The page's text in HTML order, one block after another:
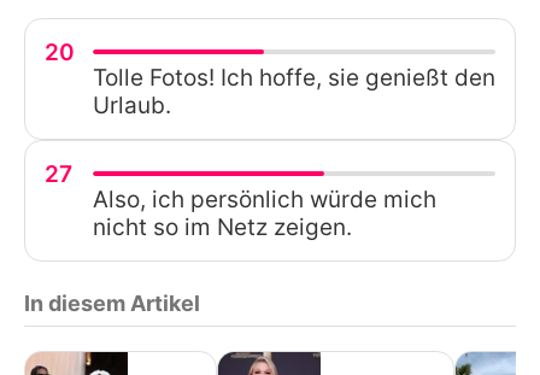
20
Tolle Fotos! Ich hoffe, sie genießt den
Urlaub.
27
Also, ich persönlich würde mich
nicht so im Netz zeigen.
In diesem Artikel